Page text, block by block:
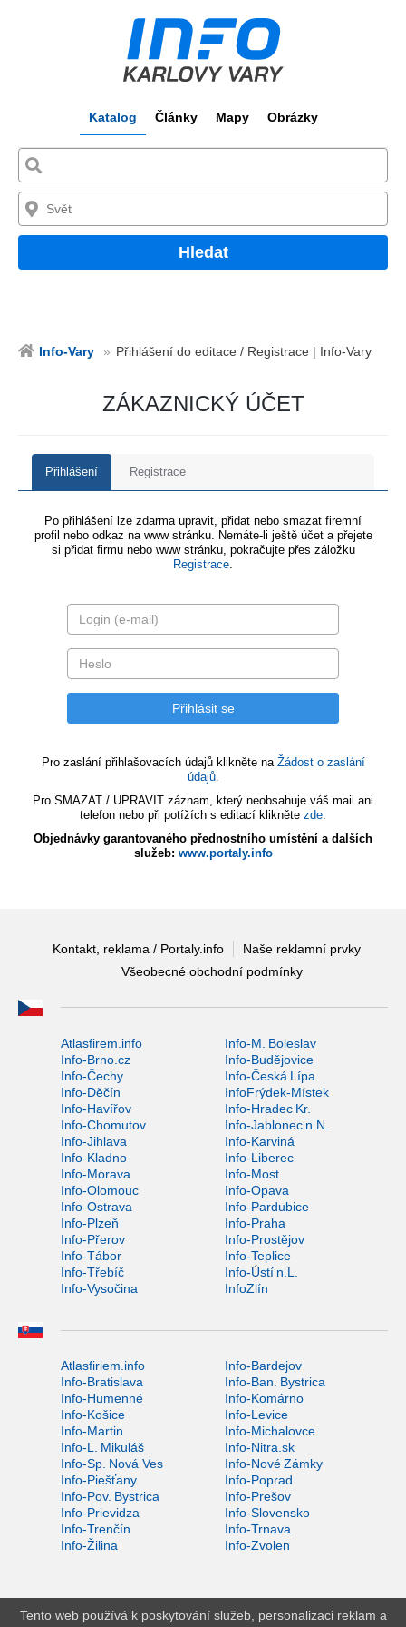
Katalog Články Mapy Obrázky
Hledat
Info-Vary Přihlášení do editace / Registrace | Info-Vary
ZÁKAZNICKÝ ÚČET
Přihlášení Registrace
Po přihlášení lze zdarma upravit, přidat nebo smazat firemní
profil nebo odkaz na www stránku. Nemáte-li ještě účet a přejete
si přidat firmu nebo www stránku, pokračujte přes záložku
Registrace.
Pro zaslání přihlašovacích údajů klikněte na Žádost o zaslání
údajů.
Pro SMAZAT / UPRAVIT záznam, který neobsahuje váš mail ani
telefon nebo při potížích s editací klikněte zde.
Objednávky garantovaného přednostního umístění a dalších
služeb: www.portaly.info
Kontakt, reklama / Portaly.info
Naše reklamní prvky
Všeobecné obchodní podmínky
Atlasfirem.info
Info-M. Boleslav
Info-Brno.cz
Info-Budějovice
Info-Čechy
Info-Česká Lípa
Info-Děčín
InfoFrýdek-Místek
Info-Havířov
Info-Hradec Kr.
Info-Chomutov
Info-Jablonec n.N.
Info-Jihlava
Info-Karviná
Info-Kladno
Info-Liberec
Info-Morava
Info-Most
Info-Olomouc
Info-Opava
Info-Ostrava
Info-Pardubice
Info-Plzeň
Info-Praha
Info-Přerov
Info-Prostějov
Info-Tábor
Info-Teplice
Info-Třebíč
Info-Ústí n.L.
Info-Vysočina
InfoZlín
Atlasfiriem.info
Info-Bardejov
Info-Bratislava
Info-Ban. Bystrica
Info-Humenné
Info-Komárno
Info-Košice
Info-Levice
Info-Martin
Info-Michalovce
Info-L. Mikuláš
Info-Nitra.sk
Info-Sp. Nová Ves
Info-Nové Zámky
Info-Piešťany
Info-Poprad
Info-Pov. Bystrica
Info-Prešov
Info-Prievidza
Info-Slovensko
Info-Trenčín
Info-Trnava
Info-Žilina
Info-Zvolen
Tento web používá k poskytování služeb, personalizaci reklam a